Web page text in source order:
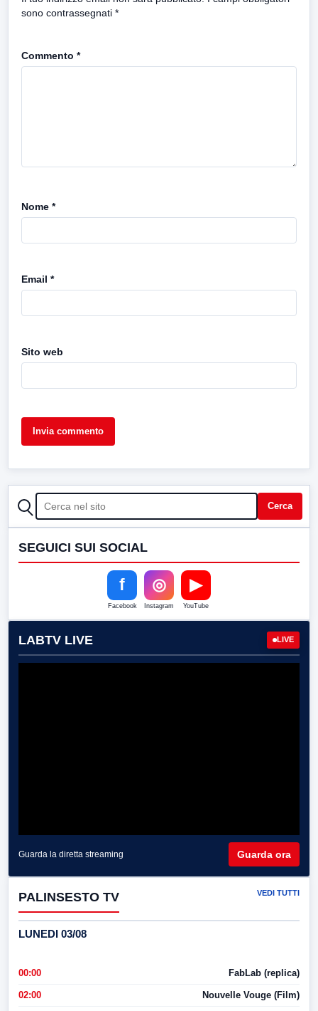
sono contrassegnati *
Commento *
Nome *
Email *
Sito web
CERCA Cerca
SEGUICI SUI SOCIAL
f
Facebook
◎
Instagram
▶
YouTube
LABTV LIVE LIVE
Guarda la diretta streaming Guarda ora
PALINSESTO TV VEDI TUTTI
LUNEDI 03/08
00:00 FabLab (replica)
02:00 Nouvelle Vouge (Film)